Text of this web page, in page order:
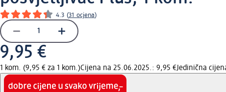
4.3 (31 ocjena)
9,95 €
1 kom. (9,95 € za 1 kom.)Cijena na 25.06.2025.: 9,95 €Jedinična